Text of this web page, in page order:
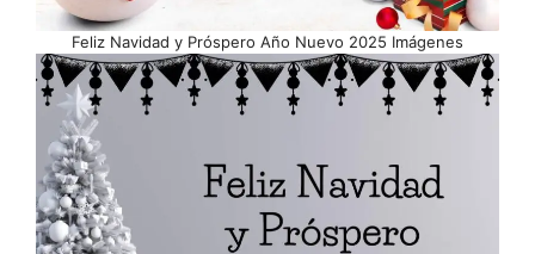
Feliz Navidad y Próspero Año Nuevo 2025 Imágenes